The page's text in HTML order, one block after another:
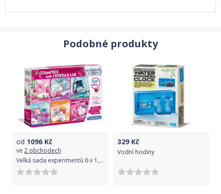
Podobné produkty
od 1096 Kč
ve 2 obchodech
Velká sada experimentů 6 v 1, pro holky
329 Kč
Vodní hodiny